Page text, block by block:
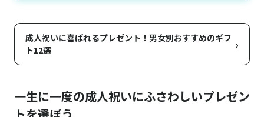
成人祝いに喜ばれるプレゼント！男女別おすすめのギフ
ト12選
›
一生に一度の成人祝いにふさわしいプレゼン